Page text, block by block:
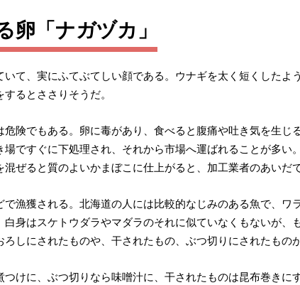
卵「ナガヅカ」
て、実にふてぶてしい顔である。ウナギを太く短くしたよ
るとささりそうだ。
険でもある。卵に毒があり、食べると腹痛や吐き気を生じ
ですぐに下処理され、それから市場へ運ばれることが多い
ぜると質のよいかまぼこに仕上がると、加工業者のあいだ
漁獲される。北海道の人には比較的なじみのある魚で、ワ
身はスケトウダラやマダラのそれに似ていなくもないが、
しにされたものや、干されたもの、ぶつ切りにされたもの
けに、ぶつ切りなら味噌汁に、干されたものは昆布巻きに